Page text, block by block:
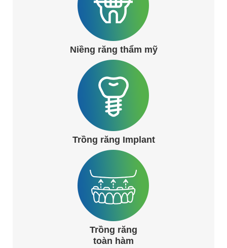
Niềng răng thẩm mỹ
Trồng răng Implant
Trồng răng
toàn hàm